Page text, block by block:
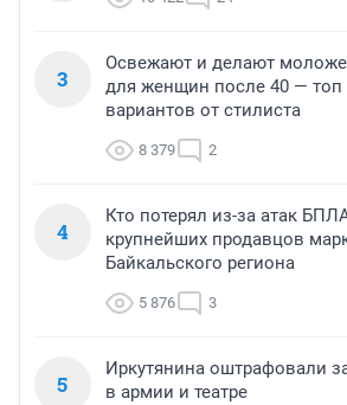
3
Освежают и делают
для женщин после 40 — топ
вариантов от стилиста
8 379 2
4
Кто потерял из-за атак
крупнейших продавцов
Байкальского региона
5 876 3
5
Иркутянина оштрафовали
в армии и театре